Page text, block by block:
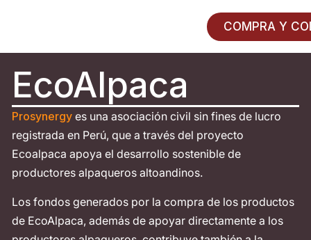
COMPRA Y
EcoAlpaca
Prosynergy es una asociación civil sin fines de lucro
registrada en Perú, que a través del proyecto
Ecoalpaca apoya el desarrollo sostenible de
productores alpaqueros altoandinos.
Los fondos generados por la compra de los productos
de EcoAlpaca, además de apoyar directamente a los